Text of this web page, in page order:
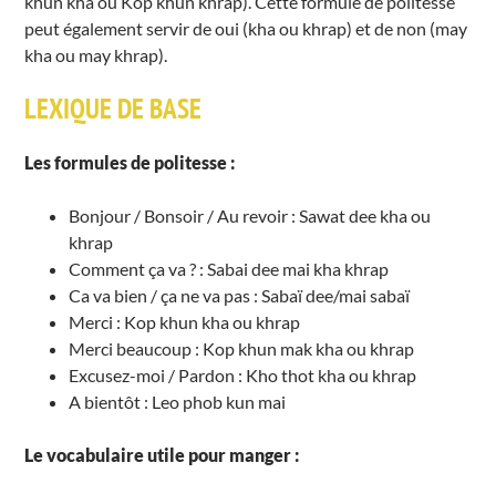
peut également servir de oui (kha ou khrap) et de non (may
kha ou may khrap).
LEXIQUE DE BASE
Les formules de politesse :
Bonjour / Bonsoir / Au revoir : Sawat dee kha ou
khrap
Comment ça va ? : Sabai dee mai kha khrap
Ca va bien / ça ne va pas : Sabaï dee/mai sabaï
Merci : Kop khun kha ou khrap
Merci beaucoup : Kop khun mak kha ou khrap
Excusez-moi / Pardon : Kho thot kha ou khrap
A bientôt : Leo phob kun mai
Le vocabulaire utile pour manger :